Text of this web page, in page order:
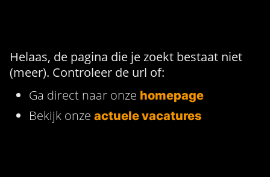
Helaas, de pagina die je zoekt bestaat niet
(meer). Controleer de url of:
Ga direct naar onze homepage
Bekijk onze actuele vacatures